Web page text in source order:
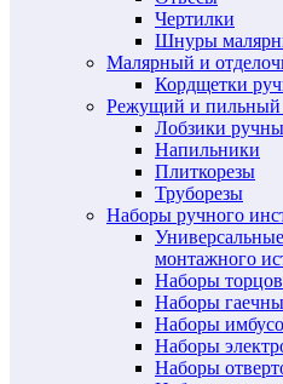
Чертилки
Шнуры
Малярный и
Кордщетки
Режущий и пильный
Лобзики
Напильники
Плиткорезы
Труборезы
Наборы ручного
монтажного
Наборы
Наборы
Наборы
Наборы
Наборы